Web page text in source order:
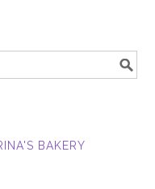
BAKERY